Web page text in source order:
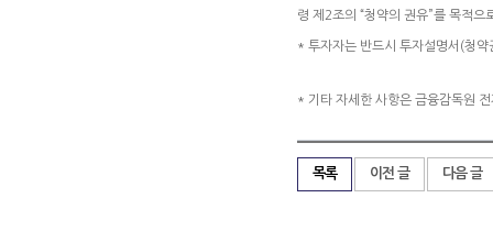
령 제2조의 “청약의 권유”를 목적
* 투자자는 반드시 투자설명서(청
* 기타 자세한 사항은 금융감독원
목록 이전 글 다음 글